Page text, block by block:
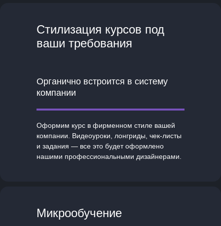
Стилизация курсов под
ваши требования
Органично встроится в систему
компании
Оформим курс в фирменном стиле вашей
компании. Видеоуроки, лонгриды, чек-листы
и задания — все это будет оформлено
нашими профессиональными дизайнерами.
Микрообучение